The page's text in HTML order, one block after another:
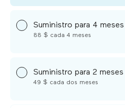
Suministro para 4 meses
88 $ cada 4 meses
Suministro para 2 meses
49 $ cada dos meses